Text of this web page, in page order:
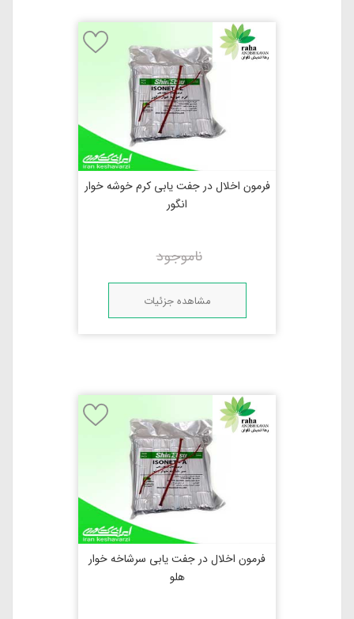
فرمون اخلال در جفت یابی کرم خوشه خوار
انگور
ناموجود
مشاهده جزئیات
فرمون اخلال در جفت یابی سرشاخه خوار
هلو